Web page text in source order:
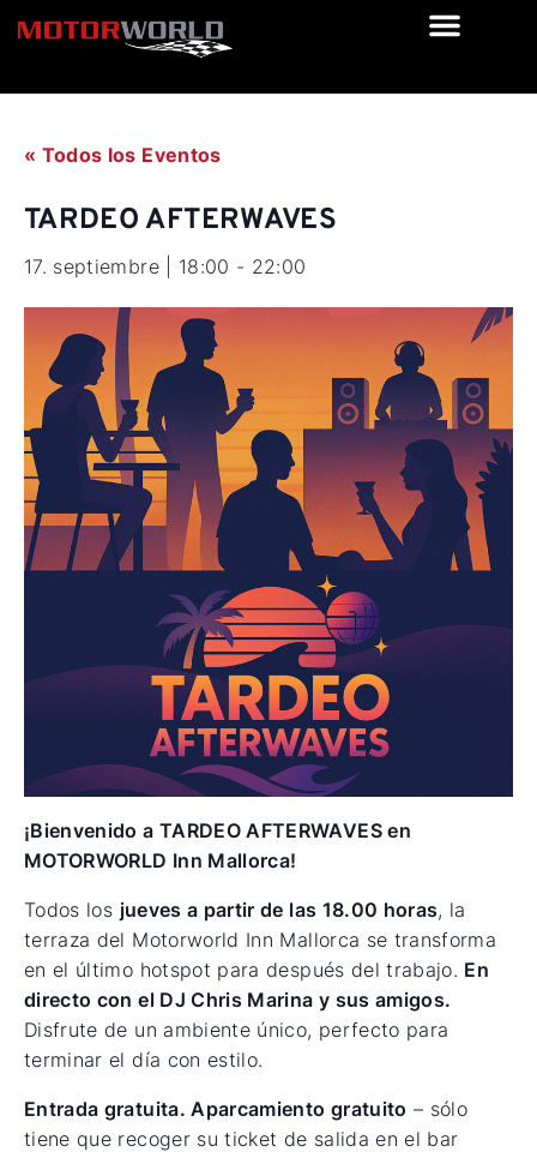
« Todos los Eventos
TARDEO AFTERWAVES
17. septiembre | 18:00 - 22:00
¡Bienvenido a TARDEO AFTERWAVES en
MOTORWORLD Inn Mallorca!
Todos los jueves a partir de las 18.00 horas, la
terraza del Motorworld Inn Mallorca se transforma
en el último hotspot para después del trabajo. En
directo con el DJ Chris Marina y sus amigos.
Disfrute de un ambiente único, perfecto para
terminar el día con estilo.
Entrada gratuita.Aparcamiento gratuito – sólo
tiene que recoger su ticket de salida en el bar